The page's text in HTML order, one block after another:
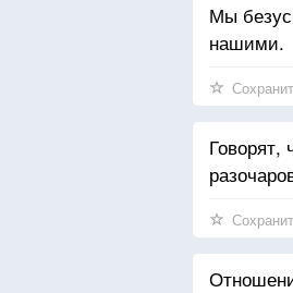
Мы
нашими.
Говорят,